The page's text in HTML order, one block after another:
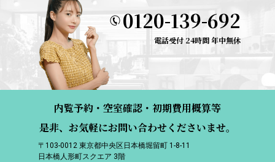
0120-139-692
電話受付 24時間 年中無休
内覧予約・空室確認・初期費用概算等
是非、お気軽にお問い合わせくださいませ。
〒103-0012 東京都中央区日本橋堀留町 1-8-11
日本橋人形町スクエア 3階